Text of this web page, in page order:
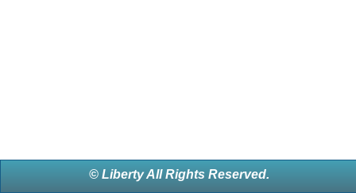
© Liberty All Rights Reserved.